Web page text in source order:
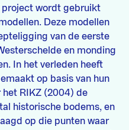
project wordt gebruikt
Deze modellen
van de eerste
en monding
In het verleden heeft
op basis van hun
het RIKZ (2004) de
historische bodems, en
op die punten waar